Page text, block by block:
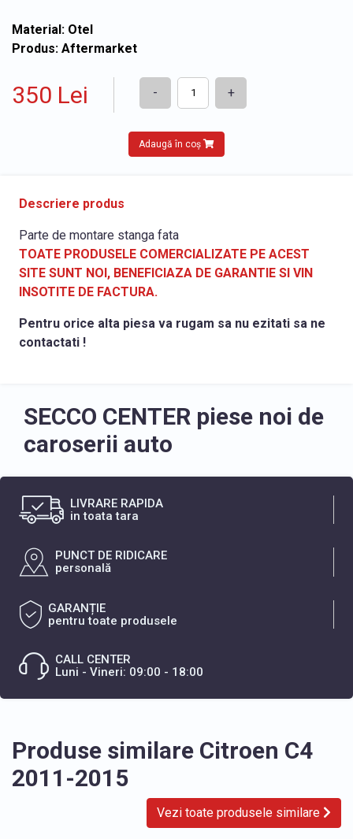
Material: Otel
Produs: Aftermarket
350 Lei - +
Adaugă în coș
Descriere produs
Parte de montare stanga fata
TOATE PRODUSELE COMERCIALIZATE PE ACEST
SITE SUNT NOI, BENEFICIAZA DE GARANTIE SI VIN
INSOTITE DE FACTURA.
Pentru orice alta piesa va rugam sa nu ezitati sa ne
contactati !
SECCO CENTER piese noi de
caroserii auto
LIVRARE RAPIDA
in toata tara
PUNCT DE RIDICARE
personală
GARANȚIE
pentru toate produsele
CALL CENTER
Luni - Vineri: 09:00 - 18:00
Produse similare Citroen C4
2011-2015
Vezi toate produsele similare